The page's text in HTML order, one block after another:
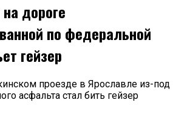
дороге
по федеральной
гейзер
проезде в Ярославле из-под
асфальта стал бить гейзер